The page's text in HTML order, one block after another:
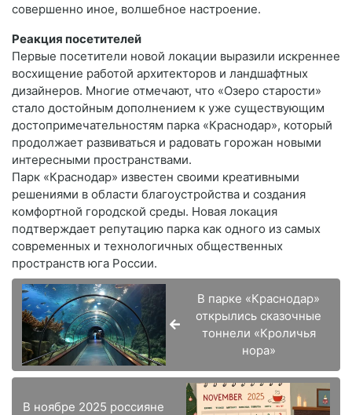
совершенно иное, волшебное настроение.
Реакция посетителей
Первые посетители новой локации выразили искреннее
восхищение работой архитекторов и ландшафтных
дизайнеров. Многие отмечают, что «Озеро старости»
стало достойным дополнением к уже существующим
достопримечательностям парка «Краснодар», который
продолжает развиваться и радовать горожан новыми
интересными пространствами.
Парк «Краснодар» известен своими креативными
решениями в области благоустройства и создания
комфортной городской среды. Новая локация
подтверждает репутацию парка как одного из самых
современных и технологичных общественных
пространств юга России.
В парке «Краснодар»
открылись сказочные
тоннели «Кроличья
нора»
В ноябре 2025 россияне